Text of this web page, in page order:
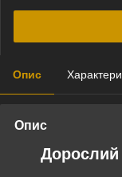
Опис
Опис